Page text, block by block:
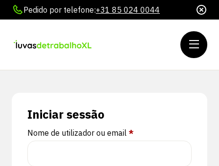
Pedido por telefone:+31 85 024 0044
Iniciar sessão
Nome de utilizador ou email *Obrigatório